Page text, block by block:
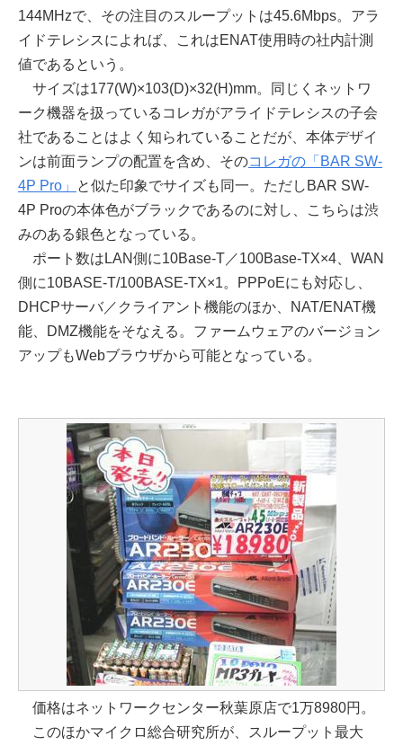
144MHzで、その注目のスループットは45.6Mbps。アラ
イドテレシスによれば、これはENAT使用時の社内計測
値であるという。
サイズは177(W)×103(D)×32(H)mm。同じくネットワ
ーク機器を扱っているコレガがアライドテレシスの子会
社であることはよく知られていることだが、本体デザイ
ンは前面ランプの配置を含め、そのコレガの「BAR SW-
4P Pro」
と似た印象でサイズも同一。ただしBAR SW-
4P Proの本体色がブラックであるのに対し、こちらは渋
みのある銀色となっている。
ポート数はLAN側に10Base-T／100Base-TX×4、WAN
側に10BASE-T/100BASE-TX×1。PPPoEにも対応し、
DHCPサーバ／クライアント機能のほか、NAT/ENAT機
能、DMZ機能をそなえる。ファームウェアのバージョン
アップもWebブラウザから可能となっている。
価格はネットワークセンター秋葉原店で1万8980円。
このほかマイクロ総合研究所が、スループット最大